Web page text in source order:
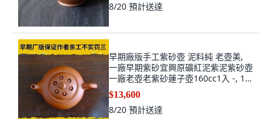
8/20 預計送達
早期廠版手工紫砂壺 泥料純 老壺美,
一廠早期紫砂宜興原礦紅泥紫泥紫砂壺
一廠老壺老紫砂蓮子壺160cc1入 -, 1
個, 160L
$13,600
8/20 預計送達